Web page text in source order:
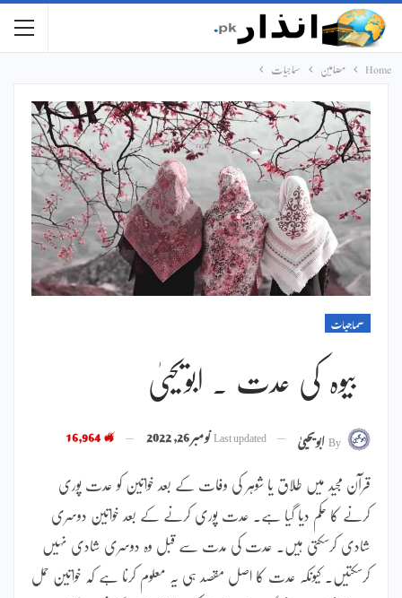
Home مضامین سماجیات
سماجیات
بیوہ کی عدت ۔ ابویحییٰ
Byابویحییٰ Last updatedنومبر 26, 2022 16,964
قرآن مجید میں طلاق یا شوہر کی وفات کے بعد خواتین کو عدت پوری
کرنے کا حکم دیا گیا ہے۔ عدت پوری کرنے کے بعد خواتین دوسری
شادی کرسکتی ہیں۔ عدت کی مدت سے قبل وہ دوسری شادی نہیں
کرسکتیں۔ کیونکہ عدت کا اصل مقصد ہی یہ معلوم کرنا ہے کہ خواتین حمل